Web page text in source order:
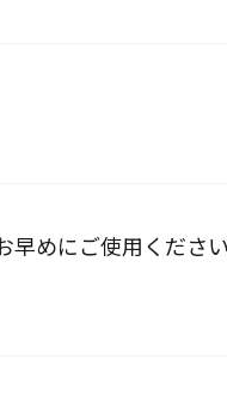
早めにご使用ください